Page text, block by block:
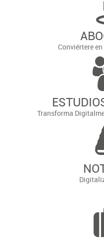
Conviértere
Transforma